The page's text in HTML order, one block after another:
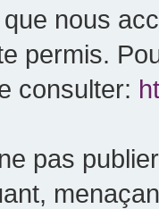
nous
permis.
consulter:
pas